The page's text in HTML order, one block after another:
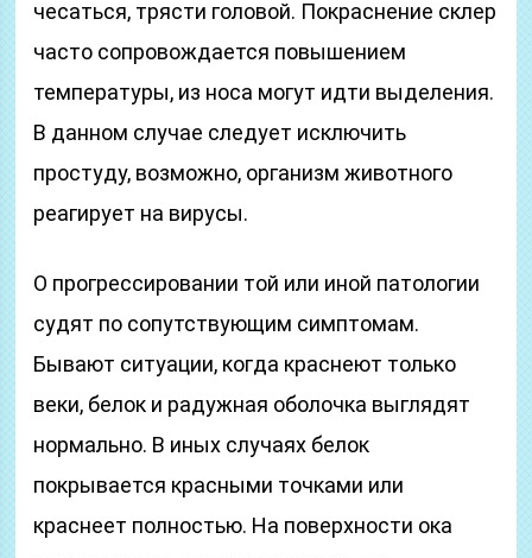
чесаться, трясти головой. Покраснение склер
часто сопровождается повышением
температуры, из носа могут идти выделения.
В данном случае следует исключить
простуду, возможно, организм животного
реагирует на вирусы.
О прогрессировании той или иной патологии
судят по сопутствующим симптомам.
Бывают ситуации, когда краснеют только
веки, белок и радужная оболочка выглядят
нормально. В иных случаях белок
покрывается красными точками или
краснеет полностью. На поверхности ока